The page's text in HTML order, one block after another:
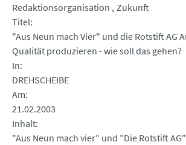
Redaktionsorganisation Zukunft
Titel
"Aus Neun mach Vier" und die Rotstift AG
Qualität produzieren - wie soll das gehen?
In
DREHSCHEIBE
Am
21.02.2003
Inhalt
"Aus Neun mach vier" und "Die Rotstift